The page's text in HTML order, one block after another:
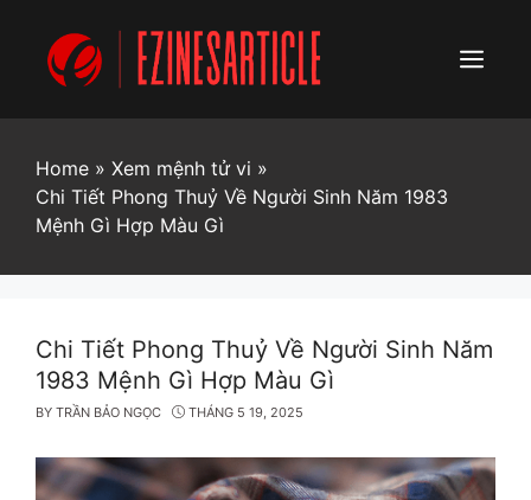
content
Menu
Home » Xem mệnh tử vi »
Chi Tiết Phong Thuỷ Về Người Sinh Năm 1983
Mệnh Gì Hợp Màu Gì
Chi Tiết Phong Thuỷ Về Người Sinh Năm
1983 Mệnh Gì Hợp Màu Gì
BY TRẦN BẢO NGỌC THÁNG 5 19, 2025